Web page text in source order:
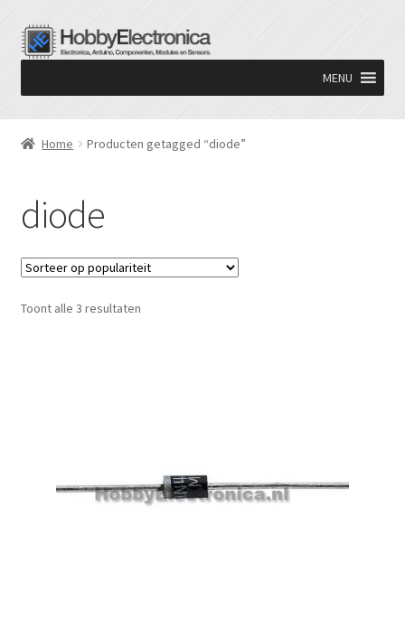
Ga
door
navigatie
Ga
naar
inhoud
MENU
Home Producten getagged “diode”
diode
Toont alle 3 resultatenGesorteerd